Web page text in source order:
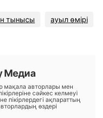
тынысы ауыл өмірі
Медиа
мақала авторлары мен
сәйкес келмеуі
пікірлердегі ақпараттың
өздері